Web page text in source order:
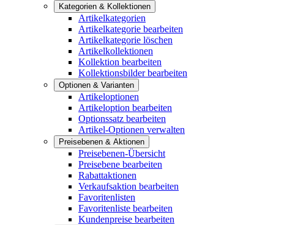
Kategorien & Kollektionen
Artikelkategorien
Artikelkategorie bearbeiten
Artikelkategorie löschen
Artikelkollektionen
Kollektion bearbeiten
Kollektionsbilder bearbeiten
Optionen & Varianten
Artikeloptionen
Artikeloption bearbeiten
Optionssatz bearbeiten
Artikel-Optionen verwalten
Preisebenen & Aktionen
Preisebenen-Übersicht
Preisebene bearbeiten
Rabattaktionen
Verkaufsaktion bearbeiten
Favoritenlisten
Favoritenliste bearbeiten
Kundenpreise bearbeiten